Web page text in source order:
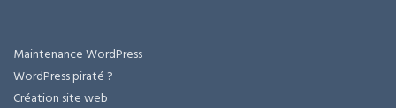
Maintenance WordPress
WordPress piraté ?
Création site web